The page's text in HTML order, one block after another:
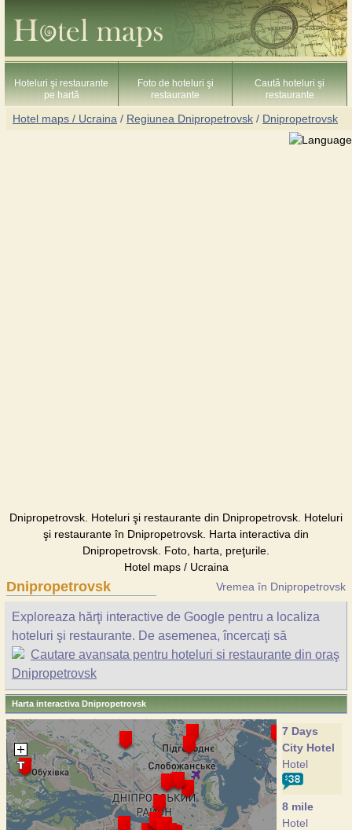
Hoteluri şi restaurante
pe hartă
Foto de hoteluri şi
restaurante
Caută hoteluri şi
restaurante
Hotel maps / Ucraina / Regiunea Dnipropetrovsk / Dnipropetrovsk
Dnipropetrovsk. Hoteluri şi restaurante din Dnipropetrovsk. Hoteluri
şi restaurante în Dnipropetrovsk. Harta interactiva din
Dnipropetrovsk. Foto, harta, preţurile.
Hotel maps / Ucraina
Dnipropetrovsk Vremea în Dnipropetrovsk
Exploreaza hărţi interactive de Google pentru a localiza
hoteluri şi restaurante. De asemenea, încercaţi să
Cautare avansata pentru hoteluri si restaurante din oraş
Dnipropetrovsk
Harta interactiva Dnipropetrovsk
7 Days
City Hotel
Hotel
8 mile
Hotel